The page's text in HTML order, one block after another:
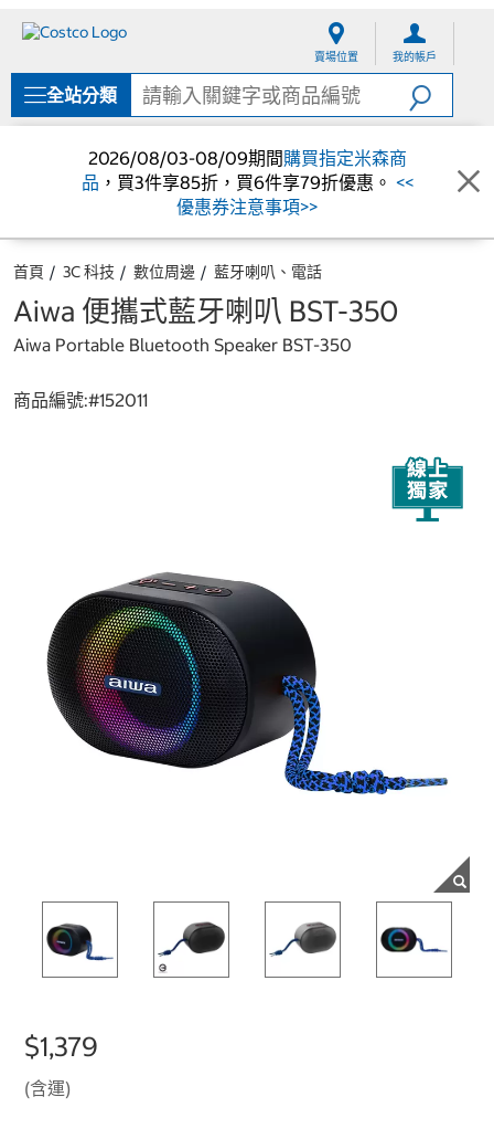
單
賣場位置 我的帳戶
全站分類
2026/08/03-08/09期間購買指定米森商
品 ，買3件享85折，買6件享79折優惠。 <<
優惠券注意事項>>
首頁 3C 科技 數位周邊 藍牙喇叭、電話
Aiwa 便攜式藍牙喇叭 BST-350
Aiwa Portable Bluetooth Speaker BST-350
商品編號:#152011
$1,379
(含運)